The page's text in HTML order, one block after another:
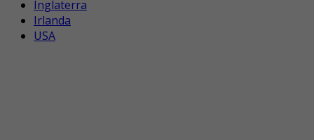
Inglaterra
Irlanda
USA